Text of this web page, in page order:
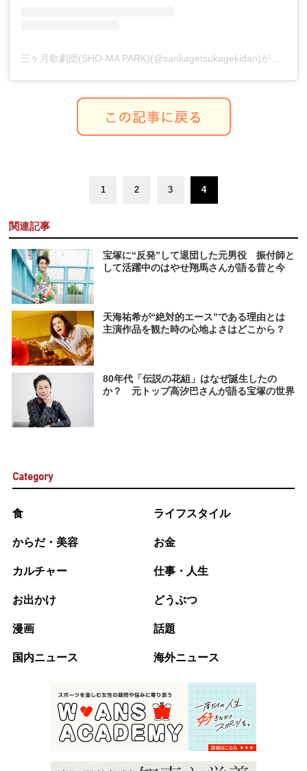
三ヶ月歌劇団(SHO-MA PARK)(@sankagetsukagekidan)がシェアした投稿
1 2 3 4
関連記事
宝塚に“反発”して退団した元男役 振付師と
して活躍中のはやせ翔馬さんが語る昔と今
天海祐希が“絶対的エース”である理由とは
主演作品を観た時の心地よさはどこから？
80年代「伝説の花組」はなぜ誕生したの
か？ 元トップ高汐巴さんが語る宝塚の世界
Category
食 ライフスタイル
からだ・美容 お金
カルチャー 仕事・人生
お出かけ どうぶつ
漫画 話題
国内ニュース 海外ニュース